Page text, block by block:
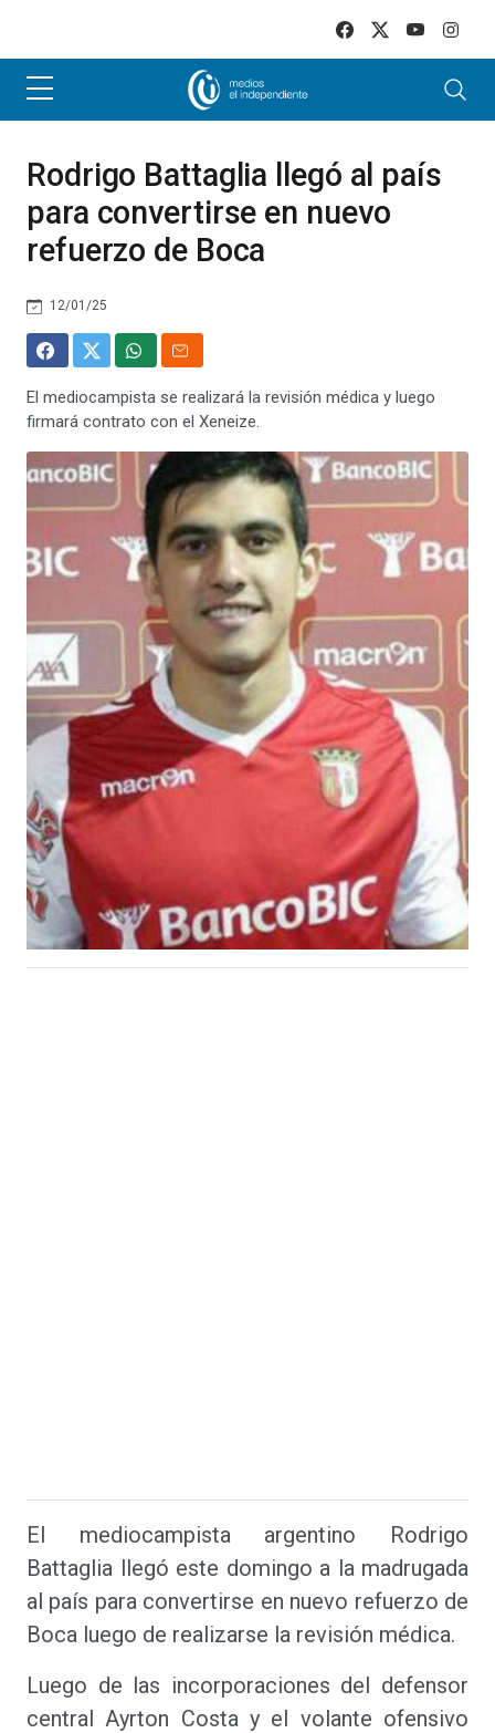
Rodrigo Battaglia llegó al país
para convertirse en nuevo
refuerzo de Boca
12/01/25
El mediocampista se realizará la revisión médica y luego
firmará contrato con el Xeneize.
El mediocampista argentino Rodrigo
Battaglia llegó este domingo a la madrugada
al país para convertirse en nuevo refuerzo de
Boca luego de realizarse la revisión médica.
Luego de las incorporaciones del defensor
central Ayrton Costa y el volante ofensivo